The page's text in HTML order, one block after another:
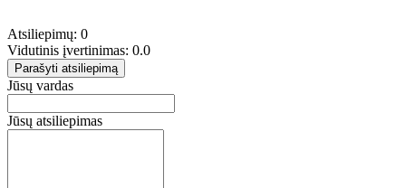
Atsiliepimų: 0
Vidutinis įvertinimas: 0.0
Parašyti atsiliepimą
Jūsų vardas
Jūsų atsiliepimas